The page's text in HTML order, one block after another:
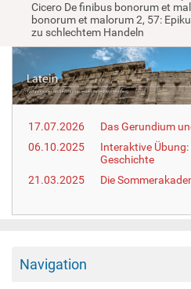
u
a
r
e
r
e
:
Cicero De finibus bonorum et
bonorum et malorum 2, 57:
zu schlechtem Handeln
17.07.2026
Das Gerundium
06.10.2025
Interaktive
Geschichte
21.03.2025
Die
Navigation